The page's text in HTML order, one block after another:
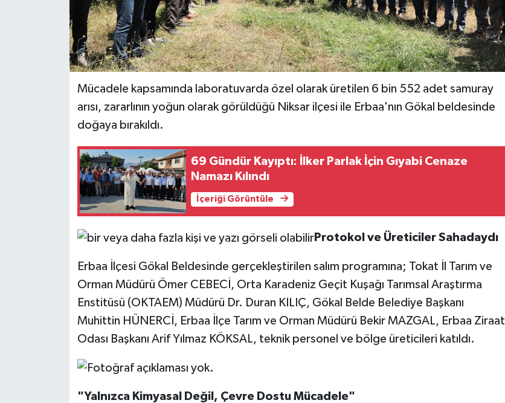
Mücadele kapsamında laboratuvarda özel olarak üretilen 6 bin 552 adet samuray
arısı, zararlının yoğun olarak görüldüğü Niksar ilçesi ile Erbaa'nın Gökal beldesinde
doğaya bırakıldı.
69 Gündür Kayıptı: İlker Parlak İçin Gıyabi Cenaze
Namazı Kılındı
İçeriği Görüntüle
Protokol ve Üreticiler Sahadaydı
Erbaa İlçesi Gökal Beldesinde gerçekleştirilen salım programına; Tokat İl Tarım ve
Orman Müdürü Ömer CEBECİ, Orta Karadeniz Geçit Kuşağı Tarımsal Araştırma
Enstitüsü (OKTAEM) Müdürü Dr. Duran KILIÇ, Gökal Belde Belediye Başkanı
Muhittin HÜNERCİ, Erbaa İlçe Tarım ve Orman Müdürü Bekir MAZGAL, Erbaa Ziraat
Odası Başkanı Arif Yılmaz KÖKSAL, teknik personel ve bölge üreticileri katıldı.
"Yalnızca Kimyasal Değil, Çevre Dostu Mücadele"